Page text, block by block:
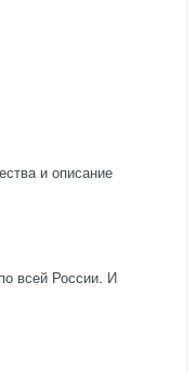
и описание
по всей России. И